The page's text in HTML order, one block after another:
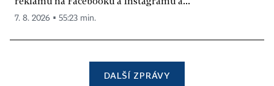
7. 8. 2026 ▪ 55:23 min.
DALŠÍ ZPRÁVY